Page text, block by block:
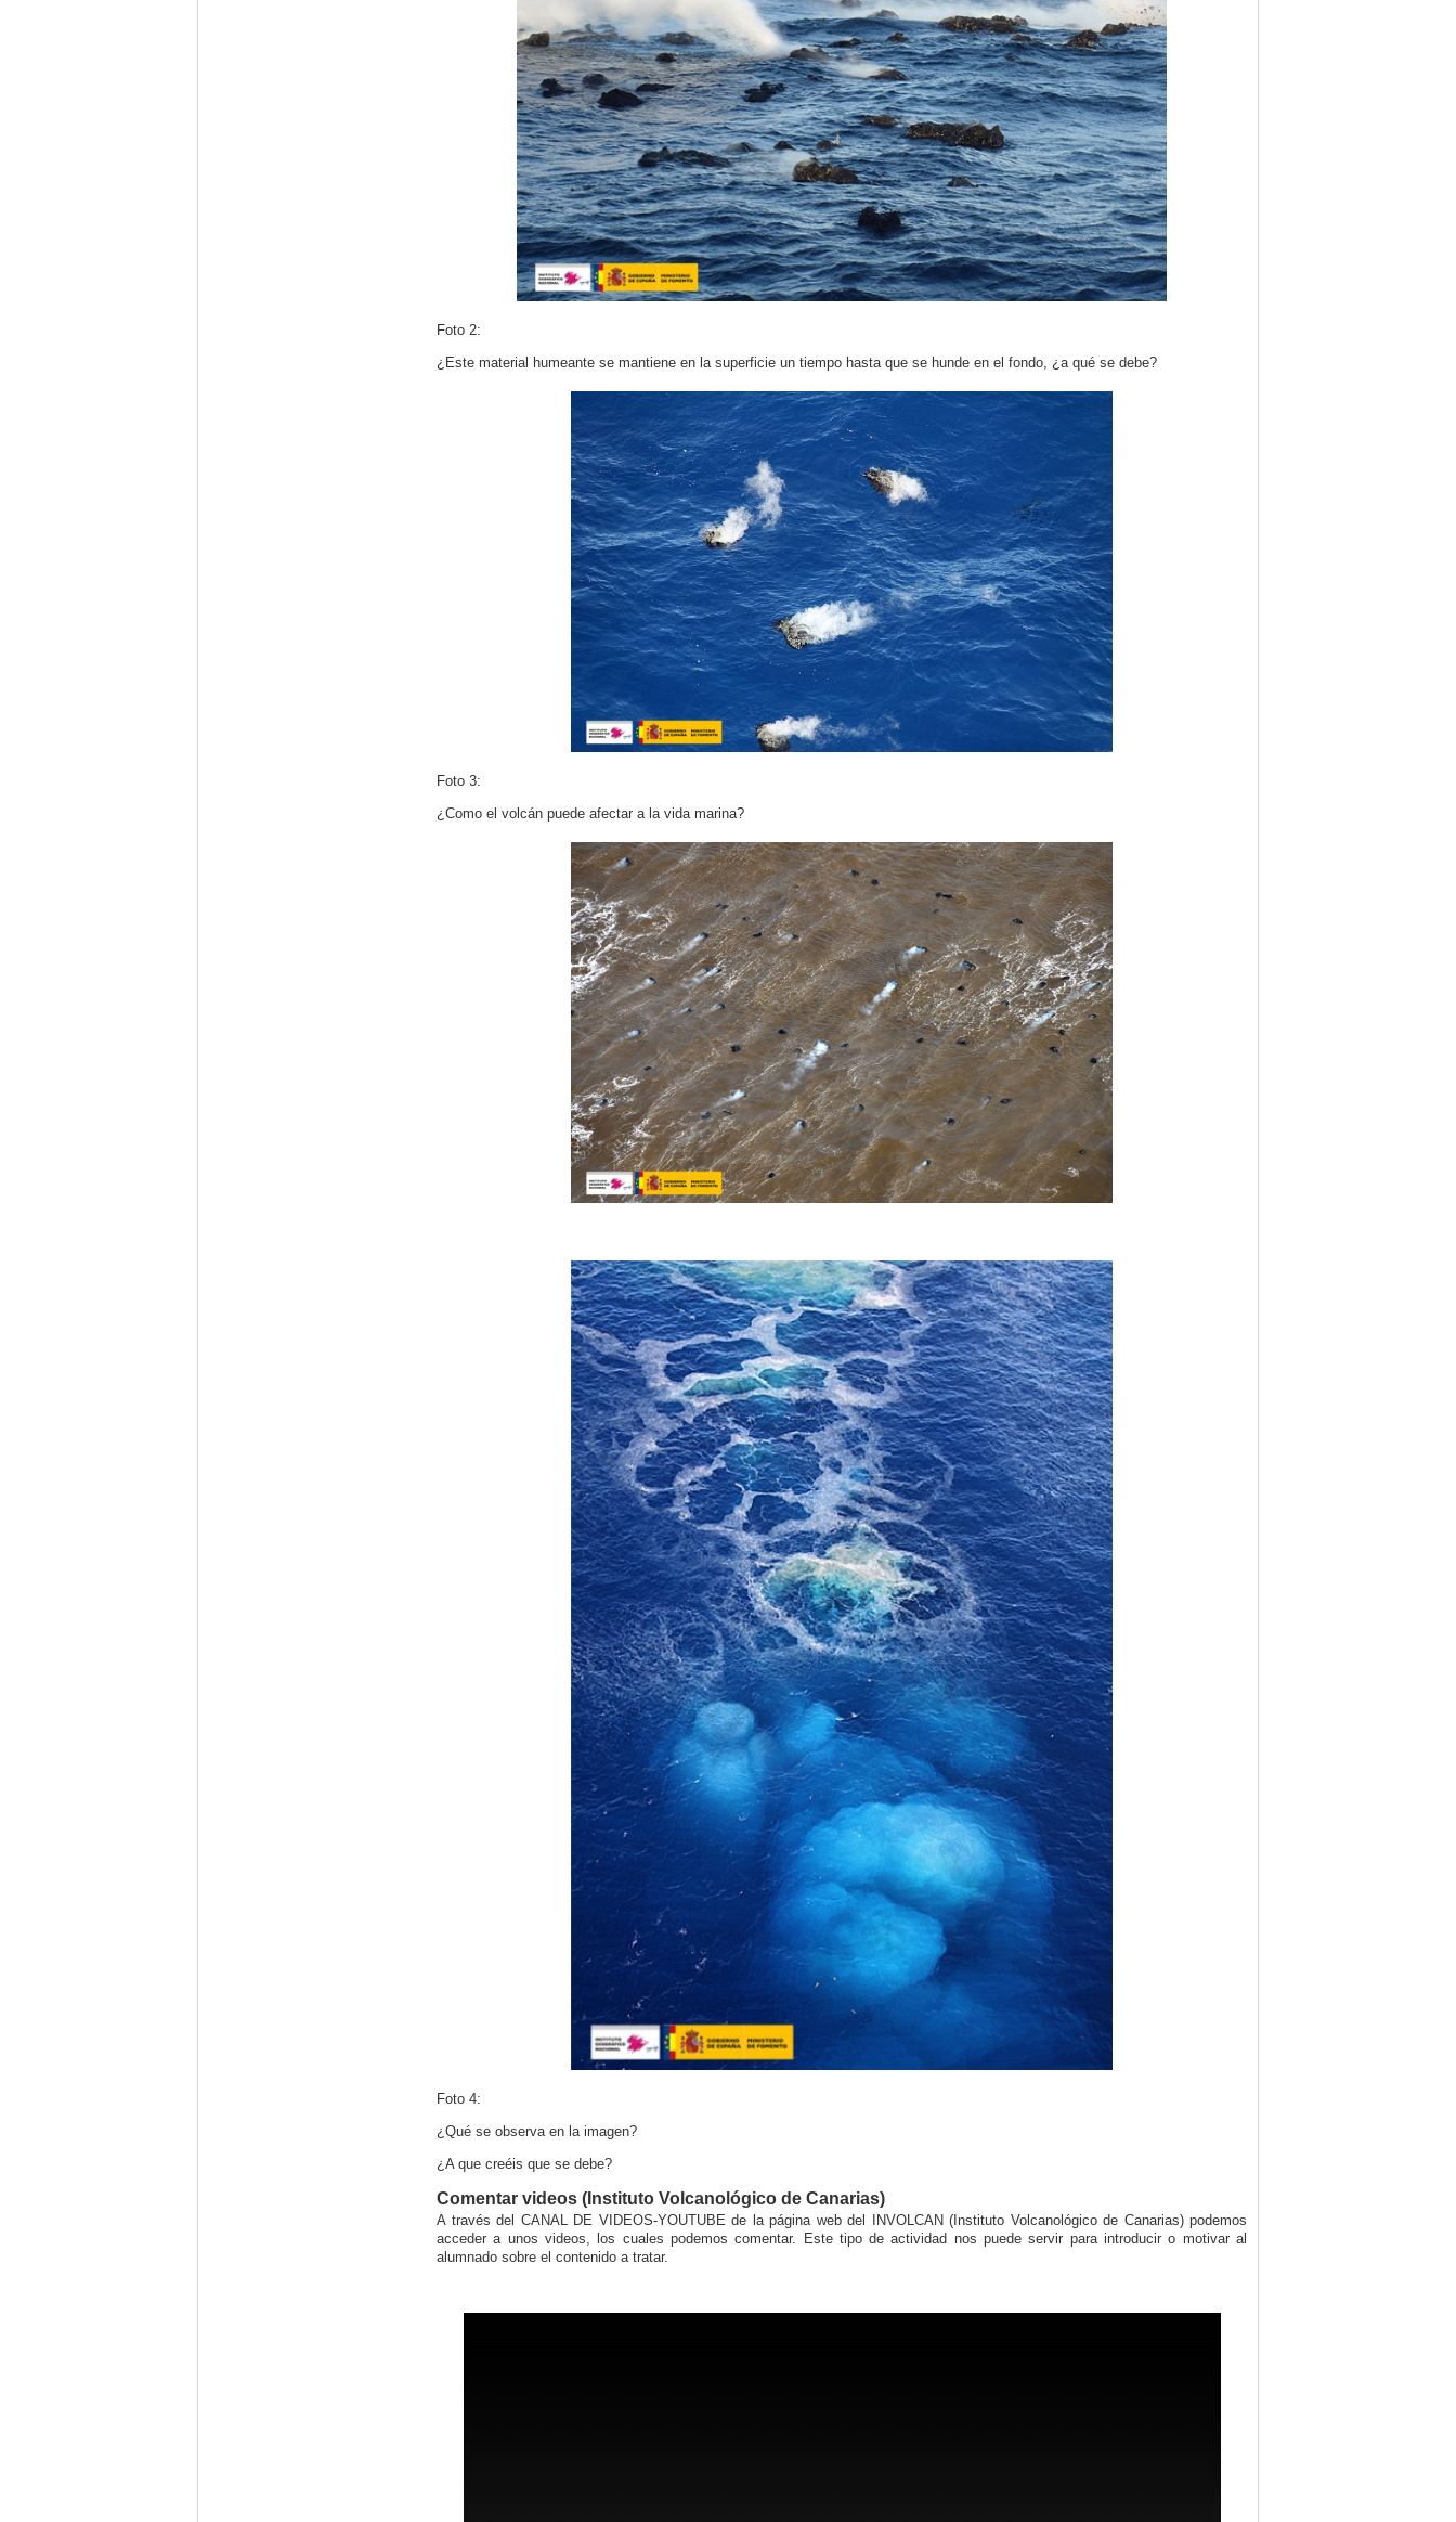
Foto 2:
¿Este material humeante se mantiene en la superficie un tiempo hasta que se hunde en el fondo, ¿a qué se debe?
Foto 3:
¿Como el volcán puede afectar a la vida marina?
Foto 4:
¿Qué se observa en la imagen?
¿A que creéis que se debe?
Comentar videos (Instituto Volcanológico de Canarias)
A través del CANAL DE VIDEOS-YOUTUBE de la página web del INVOLCAN (Instituto Volcanológico de Canarias) podemos
acceder a unos videos, los cuales podemos comentar. Este tipo de actividad nos puede servir para introducir o motivar al
alumnado sobre el contenido a tratar.